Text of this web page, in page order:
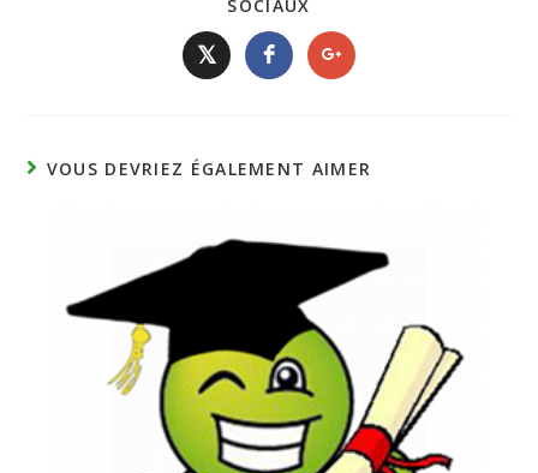
SOCIAUX
𝕏
VOUS DEVRIEZ ÉGALEMENT AIMER